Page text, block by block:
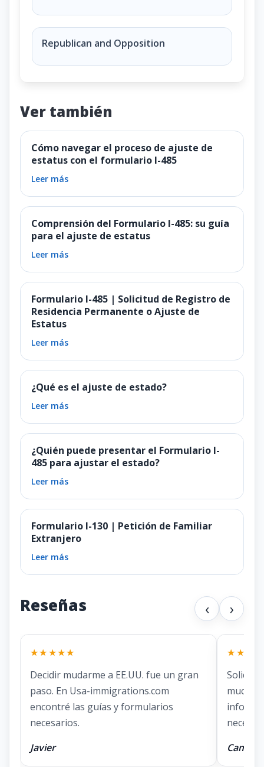
Republican and Opposition
Ver también
Cómo navegar el proceso de ajuste de
estatus con el formulario I-485
Leer más
Comprensión del Formulario I-485: su guía
para el ajuste de estatus
Leer más
Formulario I-485 | Solicitud de Registro de
Residencia Permanente o Ajuste de
Estatus
Leer más
¿Qué es el ajuste de estado?
Leer más
¿Quién puede presentar el Formulario I-
485 para ajustar el estado?
Leer más
Formulario I-130 | Petición de Familiar
Extranjero
Leer más
Reseñas ‹ ›
★★★★★
Decidir mudarme a EE.UU. fue un gran
paso. En Usa-immigrations.com
encontré las guías y formularios
necesarios.
Javier
mucha
Camila